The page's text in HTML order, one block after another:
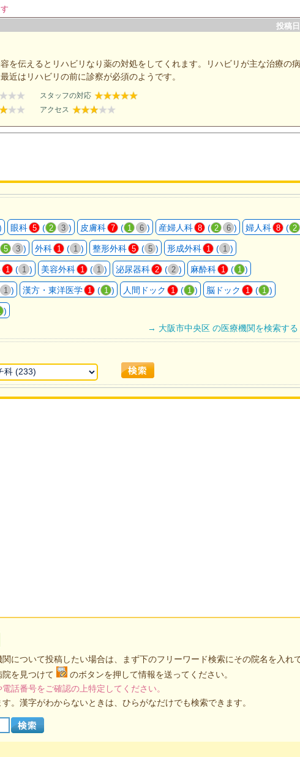
投稿
を伝えるとリハビリなり薬の対処をしてくれます。リハビリが主な治療の
近はリハビリの前に診察が必須のようです。
スタッフの対応
アクセス
眼科 5 ( 2 3 ) 皮膚科 7 ( 1 6 ) 産婦人科 8 ( 2 6 ) 婦人科 8 ( 2
5 3 ) 外科 1 ( 1 ) 整形外科 5 ( 5 ) 形成外科 1 ( 1 )
1 ( 1 ) 美容外科 1 ( 1 ) 泌尿器科 2 ( 2 ) 麻酔科 1 ( 1 )
1 ) 漢方・東洋医学 1 ( 1 ) 人間ドック 1 ( 1 ) 脳ドック 1 ( 1 )
)
→ 大阪市中央区 の医療機関を検索する
について投稿したい場合は、まず下のフリーワード検索にその院名を入れ
を見つけて
のボタンを押して情報を送ってください。
話番号をご確認の上特定してください。
。漢字がわからないときは、ひらがなだけでも検索できます。